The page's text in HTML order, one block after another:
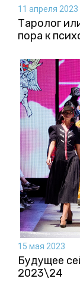
11 апреля 2023
Таролог
пора к
15 мая 2023
Будущее
2023\24